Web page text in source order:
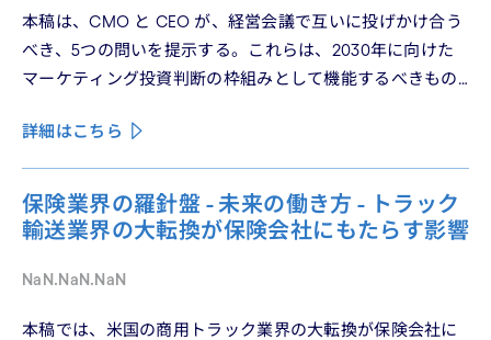
本稿は、CMO と CEO が、経営会議で互いに投げかけ合う
べき、5つの問いを提示する。これらは、2030年に向けた
マーケティング投資判断の枠組みとして機能するべきもの
詳細はこちら
保険業界の羅針盤 - 未来の働き方 - トラック
輸送業界の大転換が保険会社にもたらす影響
NaN.NaN.NaN
本稿では、米国の商用トラック業界の大転換が保険会社に